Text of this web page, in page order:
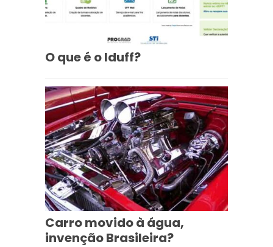
O que é o Iduff?
Carro movido à água,
invenção Brasileira?